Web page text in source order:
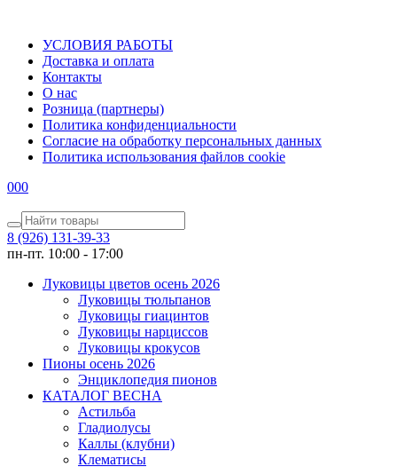
УСЛОВИЯ РАБОТЫ
Доставка и оплата
Контакты
О наc
Розница (партнеры)
Политика конфиденциальности
Согласие на обработку персональных данных
Политика использования файлов сookie
000
8 (926) 131-39-33
пн-пт. 10:00 - 17:00
Луковицы цветов осень 2026
Луковицы тюльпанов
Луковицы гиацинтов
Луковицы нарциссов
Луковицы крокусов
Пионы осень 2026
Энциклопедия пионов
КАТАЛОГ ВЕСНА
Астильба
Гладиолусы
Каллы (клубни)
Клематисы